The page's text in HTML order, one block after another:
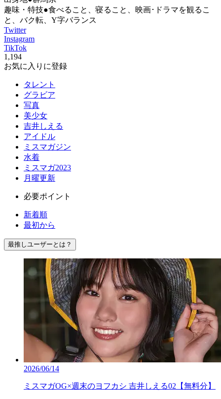
趣味・特技●食べること、寝ること、映画･ドラマを観るこ
と、バク転、Y字バランス
Twitter
Instagram
TikTok
1,194
お気に入りに登録
タレント
グラビア
写真
美少女
吉井しえる
アイドル
ミスマガジン
水着
ミスマガ2023
月曜更新
必要ポイント
新着順
最初から
最推しユーザーとは？
2026/06/14
ミスマガOG×週末のヨフカシ 吉井しえる02【無料分】